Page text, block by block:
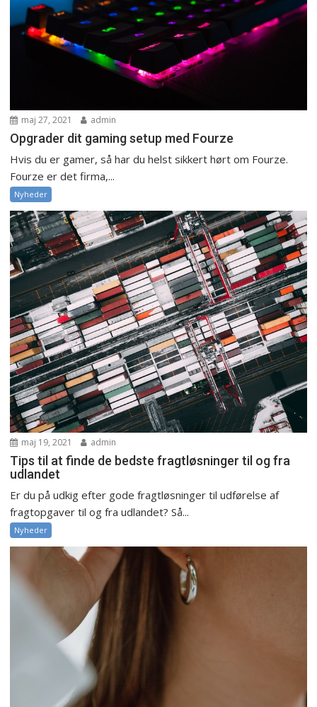
maj 27, 2021 admin
Opgrader dit gaming setup med Fourze
Hvis du er gamer, så har du helst sikkert hørt om Fourze.
Fourze er det firma,...
Nyheder
maj 19, 2021 admin
Tips til at finde de bedste fragtløsninger til og fra
udlandet
Er du på udkig efter gode fragtløsninger til udførelse af
fragtopgaver til og fra udlandet? Så...
Nyheder